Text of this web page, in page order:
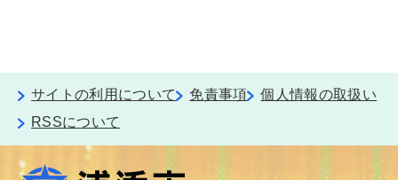
サイトの利用について 免責事項
個人情報の取扱い
RSSについて